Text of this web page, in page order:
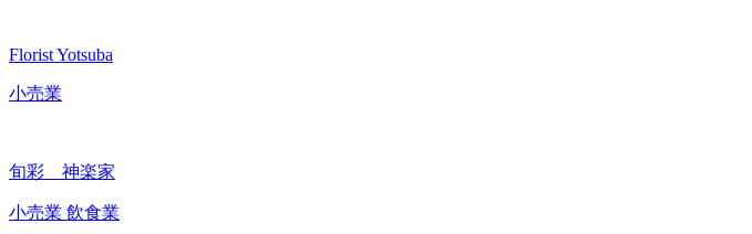
Florist Yotsuba
小売業
旬彩 神楽家
小売業 飲食業